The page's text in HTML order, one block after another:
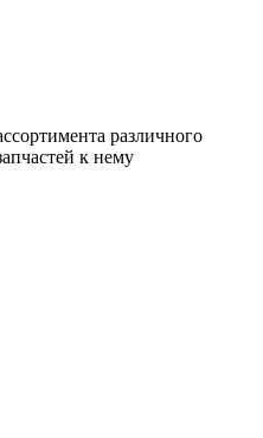
различного
к нему